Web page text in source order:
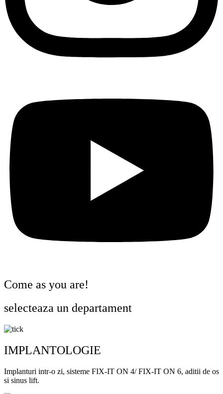
Come as you are!
selecteaza un departament
IMPLANTOLOGIE
Implanturi intr-o zi, sisteme FIX-IT ON 4/ FIX-IT ON 6, aditii de os
si sinus lift.